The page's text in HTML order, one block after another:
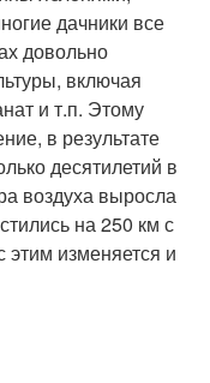
дачники все
довольно
включая
и т.п. Этому
в результате
десятилетий в
воздуха выросла
на 250 км с
этим изменяется и